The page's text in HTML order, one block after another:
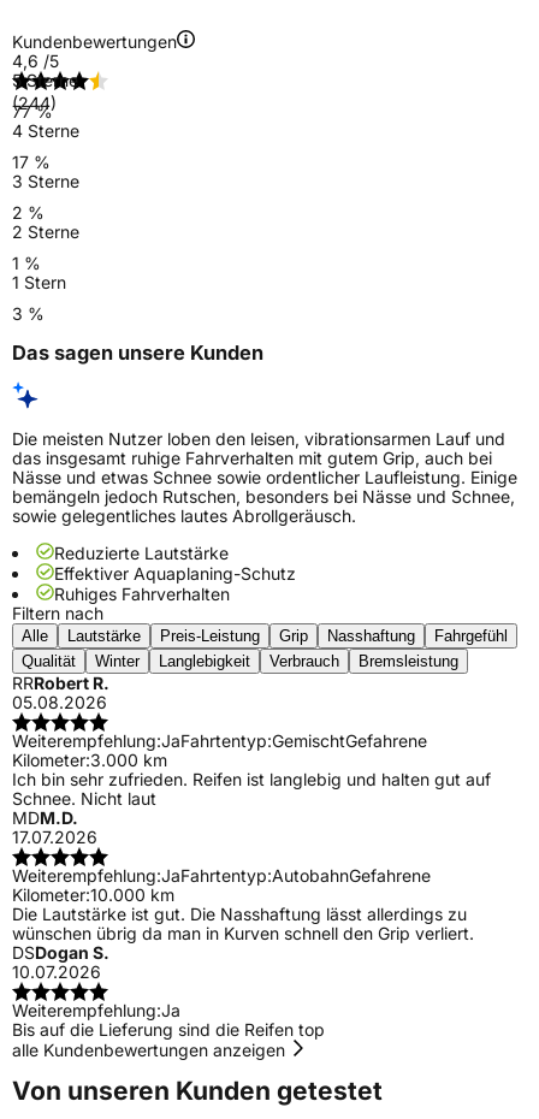
Kundenbewertungen
4,6 /5
(244)
5 Sterne
77 %
4 Sterne
17 %
3 Sterne
2 %
2 Sterne
1 %
1 Stern
3 %
Das sagen unsere Kunden
Die meisten Nutzer loben den leisen, vibrationsarmen Lauf und
das insgesamt ruhige Fahrverhalten mit gutem Grip, auch bei
Nässe und etwas Schnee sowie ordentlicher Laufleistung. Einige
bemängeln jedoch Rutschen, besonders bei Nässe und Schnee,
sowie gelegentliches lautes Abrollgeräusch.
Reduzierte Lautstärke
Effektiver Aquaplaning-Schutz
Ruhiges Fahrverhalten
Filtern nach
Alle Lautstärke Preis-Leistung Grip Nasshaftung
Fahrgefühl
Qualität
Winter Langlebigkeit Verbrauch Bremsleistung
RRRobert R.
05.08.2026
Weiterempfehlung:JaFahrtentyp:GemischtGefahrene
Kilometer:3.000 km
Ich bin sehr zufrieden. Reifen ist langlebig und halten gut auf
Schnee. Nicht laut
MDM.D.
17.07.2026
Weiterempfehlung:JaFahrtentyp:AutobahnGefahrene
Kilometer:10.000 km
Die Lautstärke ist gut. Die Nasshaftung lässt allerdings zu
wünschen übrig da man in Kurven schnell den Grip verliert.
DSDogan S.
10.07.2026
Weiterempfehlung:Ja
Bis auf die Lieferung sind die Reifen top
alle Kundenbewertungen anzeigen
Von unseren Kunden getestet